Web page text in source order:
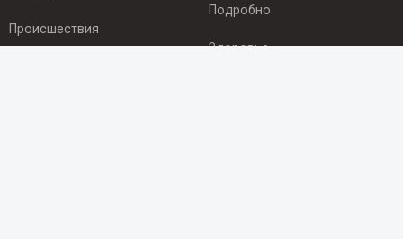
Происшествия
Подробно
Здоровье